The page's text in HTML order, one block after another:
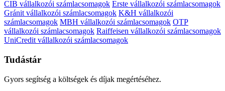
CIB vállalkozói számlacsomagok Erste vállalkozói számlacsomagok
Gránit vállalkozói számlacsomagok K&H vállalkozói
számlacsomagok MBH vállalkozói számlacsomagok OTP
vállalkozói számlacsomagok Raiffeisen vállalkozói számlacsomagok
UniCredit vállalkozói számlacsomagok
Tudástár
Gyors segítség a költségek és díjak megértéséhez.